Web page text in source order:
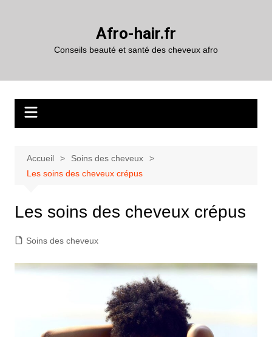
Afro-hair.fr
Conseils beauté et santé des cheveux afro
Accueil
Soins des cheveux
Les soins des cheveux crépus
Les soins des cheveux crépus
Soins des cheveux